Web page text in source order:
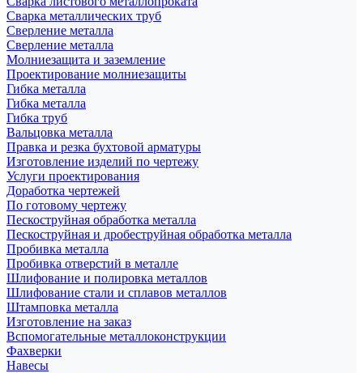
Сварка металлических труб
Сверление металла
Сверление металла
Молниезащита и заземление
Проектирование молниезащиты
Гибка металла
Гибка металла
Гибка труб
Вальцовка металла
Правка и резка бухтовой арматуры
Изготовление изделий по чертежу
Услуги проектирования
Доработка чертежей
По готовому чертежу
Пескоструйная обработка металла
Пескоструйная и дробеструйная обработка металла
Пробивка металла
Пробивка отверстий в металле
Шлифование и полировка металлов
Шлифование стали и сплавов металлов
Штамповка металла
Изготовление на заказ
Вспомогательные металлоконструкции
Фахверки
Навесы